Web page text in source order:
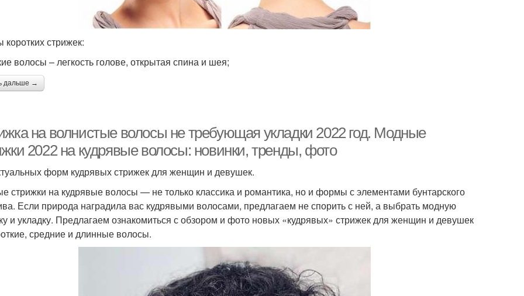
стрижек:
волосы – легкость голове, открытая спина и шея;
дальше →
на волнистые волосы не требующая укладки 2022 год. Модные
2022 на кудрявые волосы: новинки, тренды, фото
форм кудрявых стрижек для женщин и девушек.
стрижки на кудрявые волосы — не только классика и романтика, но и формы с элементами бунтарского
Если природа наградила вас кудрявыми волосами, предлагаем не спорить с ней, а выбрать модную
и укладку.⁣⁣ Предлагаем ознакомиться с обзором и фото новых «кудрявых» стрижек для женщин и девушек
средние и длинные волосы.